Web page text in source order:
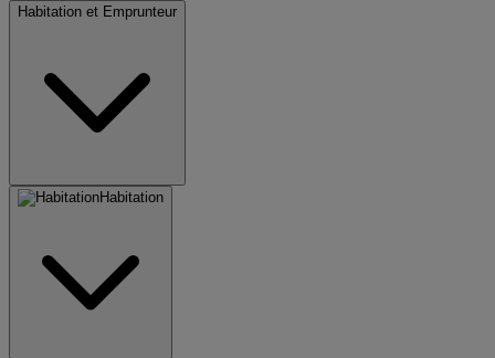
Habitation et Emprunteur
Habitation